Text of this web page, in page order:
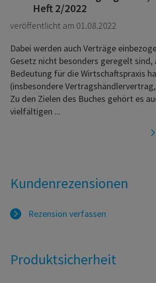
Heft 2/2022
veröffentlicht am 01.08.2022
Dabei werden auch Verträge
Gesetz nicht besonders geregelt sind,
Bedeutung für die Wirtschaftspraxis
(insbesondere
Zu den Zielen des Buches gehört es
vielfältigen ...
Kundenrezensionen
Rezension verfassen
Produktsicherheit